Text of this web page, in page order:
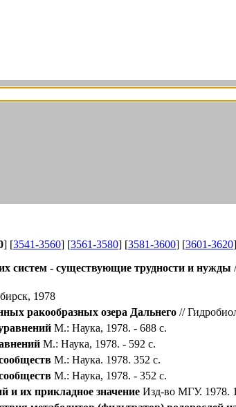
] [3541-3560] [3561-3580] [3581-3600] [3601-3620
систем - существующие трудности и нужды
1978
ракообразных озера Дальнего //
М.: Наука, 1978. - 688 с.
М.: Наука, 1978. - 592 с.
М.: Наука. 1978. 352 с.
М.: Наука, 1978. - 352 с.
и их прикладное значение Изд-во МГУ. 1978.